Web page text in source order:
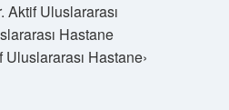
Uluslararası
Hastane
Hastane›